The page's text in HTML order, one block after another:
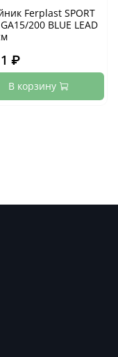
Ferplast SPORT
200 BLUE LEAD
₽
В корзину